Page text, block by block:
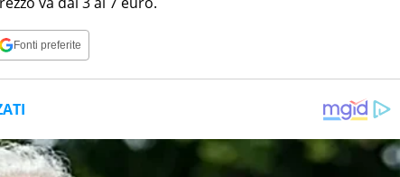
Fonti preferite